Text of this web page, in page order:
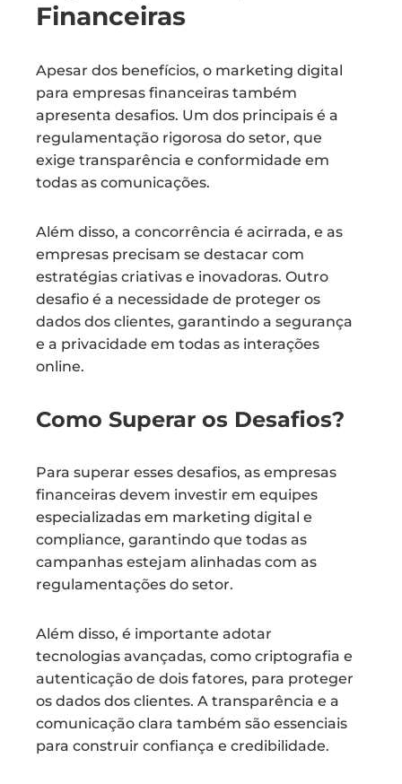
Financeiras
Apesar dos benefícios, o marketing digital
para empresas financeiras também
apresenta desafios. Um dos principais é a
regulamentação rigorosa do setor, que
exige transparência e conformidade em
todas as comunicações.
Além disso, a concorrência é acirrada, e as
empresas precisam se destacar com
estratégias criativas e inovadoras. Outro
desafio é a necessidade de proteger os
dados dos clientes, garantindo a segurança
e a privacidade em todas as interações
online.
Como Superar os Desafios?
Para superar esses desafios, as empresas
financeiras devem investir em equipes
especializadas em marketing digital e
compliance, garantindo que todas as
campanhas estejam alinhadas com as
regulamentações do setor.
Além disso, é importante adotar
tecnologias avançadas, como criptografia e
autenticação de dois fatores, para proteger
os dados dos clientes. A transparência e a
comunicação clara também são essenciais
para construir confiança e credibilidade.